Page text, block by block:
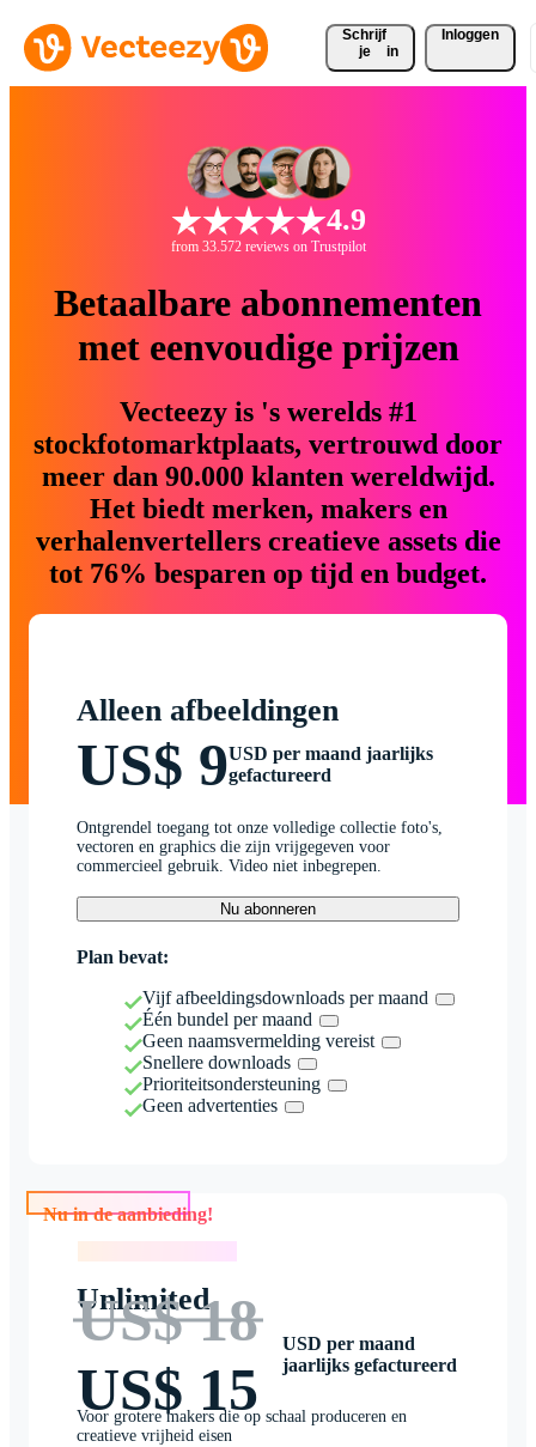
Schrijf
je
in
Inloggen
4.9
from 33.572 reviews on Trustpilot
Betaalbare abonnementen
met eenvoudige prijzen
Vecteezy is 's werelds #1
stockfotomarktplaats, vertrouwd door
meer dan 90.000 klanten wereldwijd.
Het biedt merken, makers en
verhalenvertellers creatieve assets die
tot 76% besparen op tijd en budget.
Alleen afbeeldingen
US$ 9USD per maand jaarlijks
gefactureerd
Ontgrendel toegang tot onze volledige collectie foto's,
vectoren en graphics die zijn vrijgegeven voor
commercieel gebruik. Video niet inbegrepen.
Nu abonneren
Plan bevat:
Vijf afbeeldingsdownloads per maand
Één bundel per maand
Geen naamsvermelding vereist
Snellere downloads
Prioriteitsondersteuning
Geen advertenties
Nu in de aanbieding!
Unlimited
US$ 18
US$ 15
USD per maand
jaarlijks gefactureerd
Voor grotere makers die op schaal produceren en
creatieve vrijheid eisen